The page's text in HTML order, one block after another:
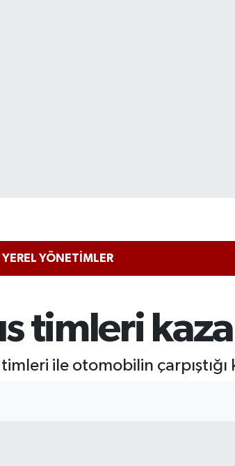
YEREL YÖNETİMLER
timleri kaza
ile otomobilin çarpıştığı